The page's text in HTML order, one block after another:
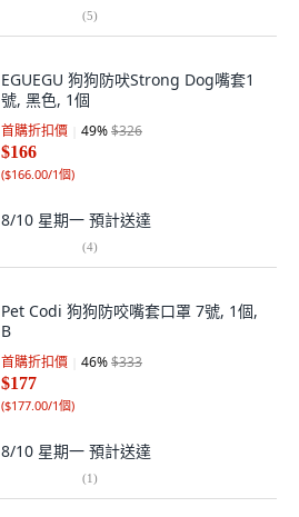
(5)
EGUEGU 狗狗防吠Strong Dog嘴套1
號, 黑色, 1個
首購折扣價 49%$326
$166
($166.00/1個)
8/10 星期一 預計送達
(4)
Pet Codi 狗狗防咬嘴套口罩 7號, 1個,
B
首購折扣價 46%$333
$177
($177.00/1個)
8/10 星期一 預計送達
(1)